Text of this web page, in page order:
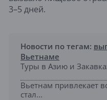
3–5 дней.
Новости по тегам:
Вьетнаме
Туры в Азию и
Вьетнам привлекает
стал...